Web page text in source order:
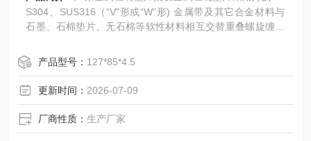
S304、SUS316（“V"形或“W"形) 金属带及其它合金材料与
石墨、石棉垫片、无石棉等软性材料相互交替重叠螺旋缠绕
合垫中回弹性好的垫片，结构密度可依据不同的锁紧力要求
来制作，并利用内外钢环来控制其大的压紧度，接触的法兰
密封面的表面精度要求不高。
产品型号： 127*85*4.5
更新时间： 2026-07-09
厂商性质：生产厂家